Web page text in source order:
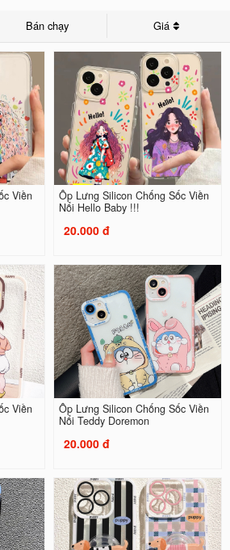
Bán chạy Giá
Viền
Ốp Lưng Silicon Chống Sốc Viền
Nổi Hello Baby !!!
20.000 đ
Viền
Ốp Lưng Silicon Chống Sốc Viền
Nổi Teddy Doremon
20.000 đ